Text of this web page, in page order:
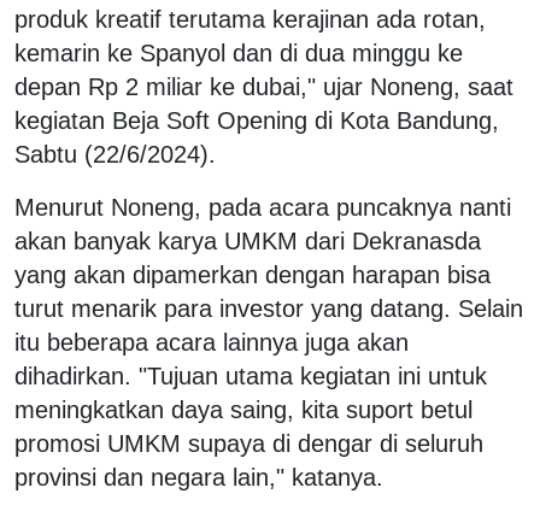
produk kreatif terutama kerajinan ada rotan,
kemarin ke Spanyol dan di dua minggu ke
depan Rp 2 miliar ke dubai," ujar Noneng, saat
kegiatan Beja Soft Opening di Kota Bandung,
Sabtu (22/6/2024).
Menurut Noneng, pada acara puncaknya nanti
akan banyak karya UMKM dari Dekranasda
yang akan dipamerkan dengan harapan bisa
turut menarik para investor yang datang. Selain
itu beberapa acara lainnya juga akan
dihadirkan. "Tujuan utama kegiatan ini untuk
meningkatkan daya saing, kita suport betul
promosi UMKM supaya di dengar di seluruh
provinsi dan negara lain," katanya.